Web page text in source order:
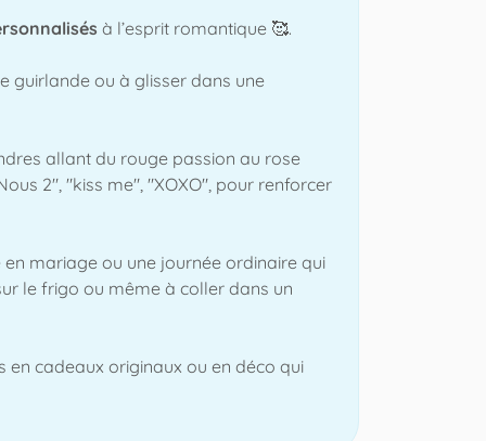
à l’esprit romantique 🥰.
guirlande ou à glisser dans une
allant du rouge passion au rose
2", "kiss me", "XOXO", pour renforcer
mariage ou une journée ordinaire qui
le frigo ou même à coller dans un
en cadeaux originaux ou en déco qui